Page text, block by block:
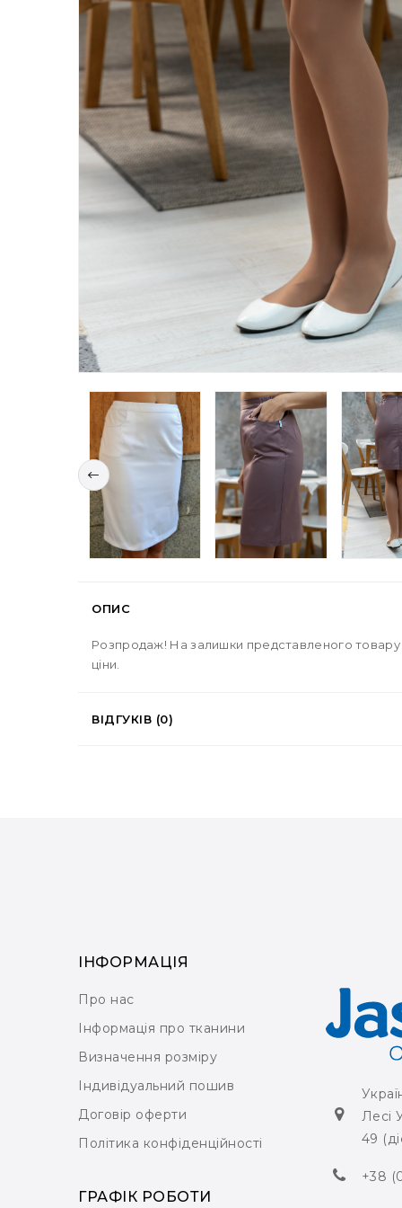
ОПИС
Розпродаж! На залишки представленого товару
ціни.
ВІДГУКІВ (0)
ІНФОРМАЦІЯ
Про нас
Інформація про тканини
Визначення розміру
Індивідуальний пошив
Договір оферти
Політика конфіденційності
ГРАФІК РОБОТИ
Лесі
49
+38